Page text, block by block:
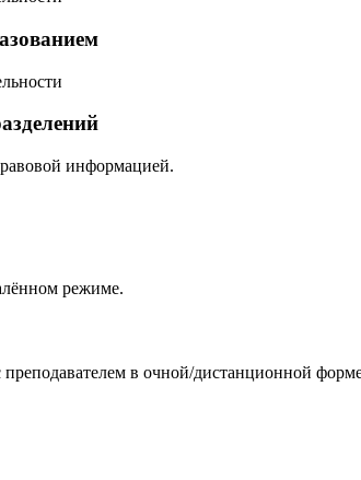
информацией.
режиме.
в очной/дистанционной